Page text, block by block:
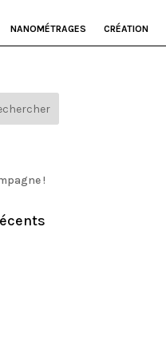
NANOMÉTRAGES CRÉATION
!